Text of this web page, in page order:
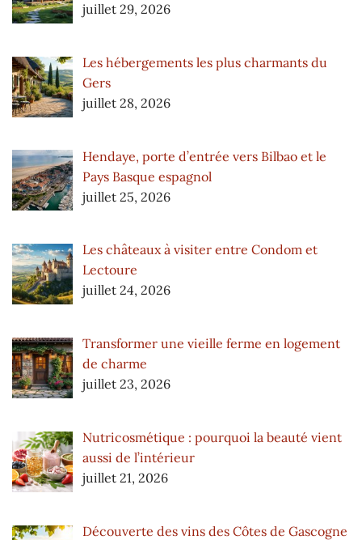
juillet 29, 2026
Les hébergements les plus charmants du
Gers
juillet 28, 2026
Hendaye, porte d’entrée vers Bilbao et le
Pays Basque espagnol
juillet 25, 2026
Les châteaux à visiter entre Condom et
Lectoure
juillet 24, 2026
Transformer une vieille ferme en logement
de charme
juillet 23, 2026
Nutricosmétique : pourquoi la beauté vient
aussi de l’intérieur
juillet 21, 2026
Découverte des vins des Côtes de Gascogne